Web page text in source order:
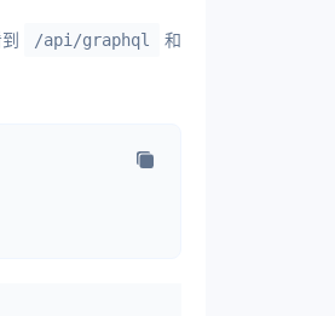
/api/graphql 和